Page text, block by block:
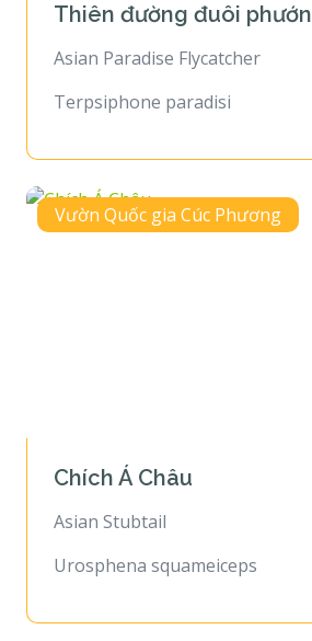
Thiên đường đuôi phướn
Asian Paradise Flycatcher
Terpsiphone paradisi
Vườn Quốc gia Cúc Phương
Chích Á Châu
Asian Stubtail
Urosphena squameiceps